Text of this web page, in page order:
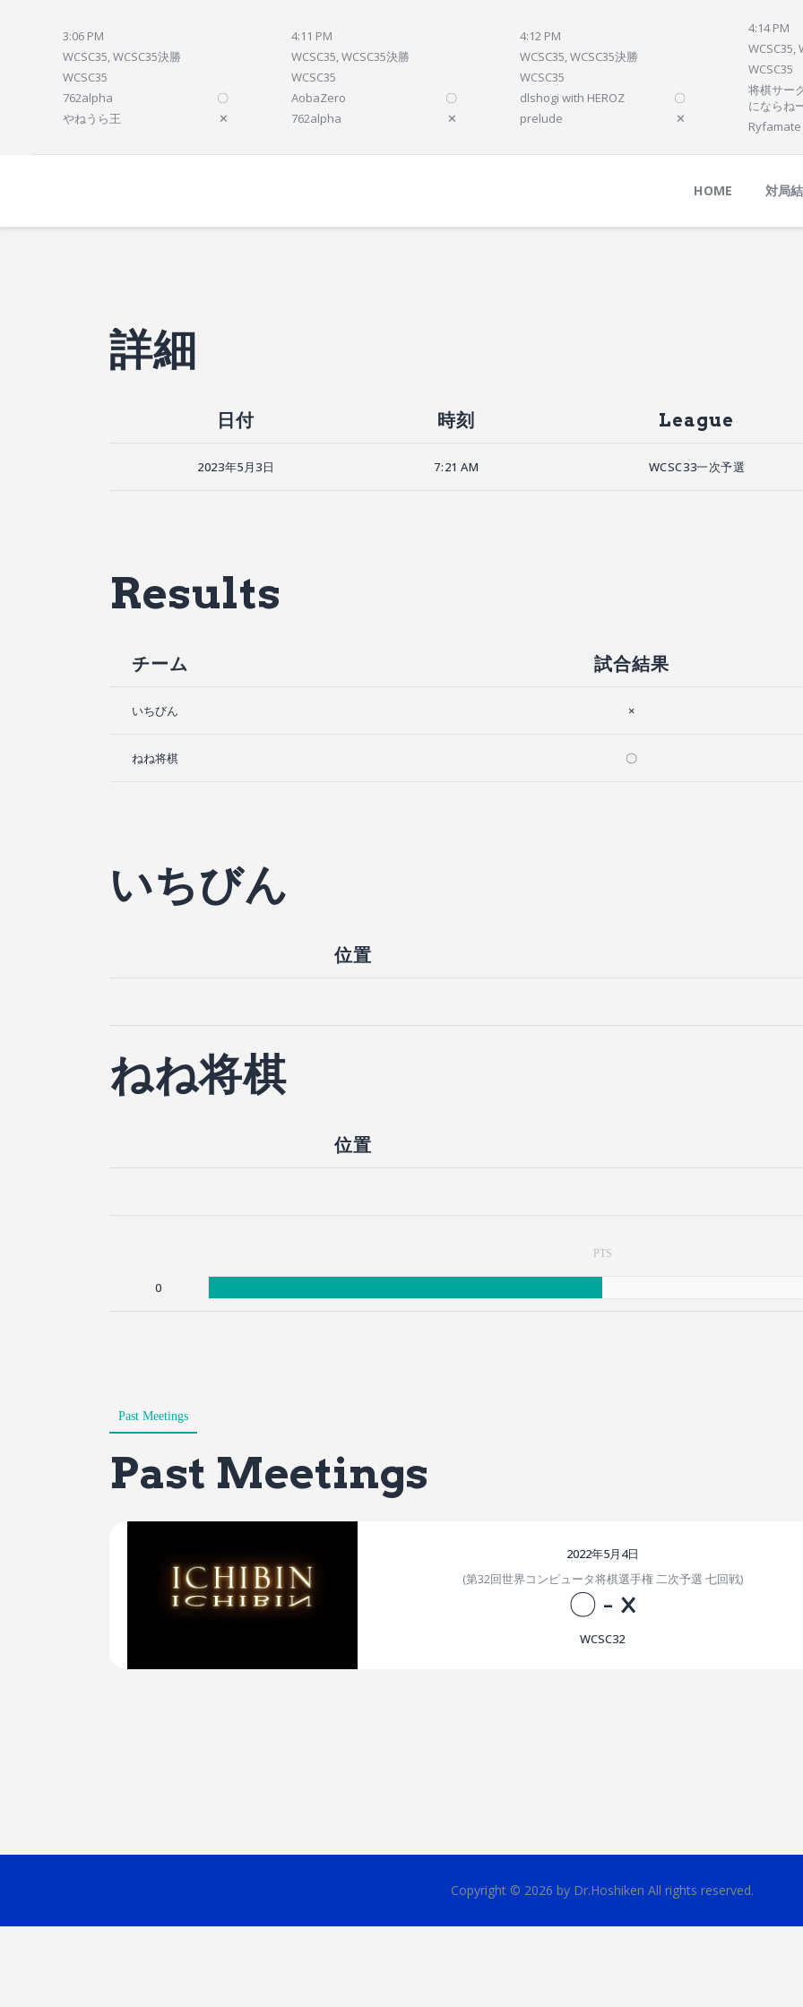
3:06 PM
WCSC35, WCSC35決勝
WCSC35
762alpha
〇
やねうら王
✕
4:11 PM
WCSC35, WCSC35決勝
WCSC35
AobaZero
〇
762alpha
✕
4:12 PM
WCSC35, WCSC35決勝
WCSC35
dlshogi with HEROZ
〇
prelude
✕
4:14 PM
WCSC35,
WCSC35
将棋サー
にならね
Ryfamate
HOME 対局
順位
詳細
日付 時刻 League
2023年5月3日 7:21 AM WCSC33一次予選
Results
チーム 試合結果
いちびん ×
ねね将棋 〇
いちびん
位置
ねね将棋
位置
PTS
0
Past Meetings
Past Meetings
2022年5月4日
(第32回世界コンピュータ将棋選手権 二次予選 七回戦)
〇 - ×
WCSC32
Copyright © 2026 by Dr.Hoshiken All rights reserved.